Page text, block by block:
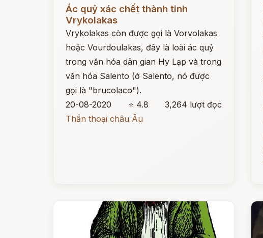
Ác quỷ xác chết thành tinh
Vrykolakas
Vrykolakas còn được gọi là Vorvolakas
hoặc Vourdoulakas, đây là loài ác quỷ
trong văn hóa dân gian Hy Lạp và trong
văn hóa Salento (ở Salento, nó được
gọi là "brucolaco").
20-08-2020
⭐ 4.8
3,264 lượt đọc
Thần thoại châu Âu